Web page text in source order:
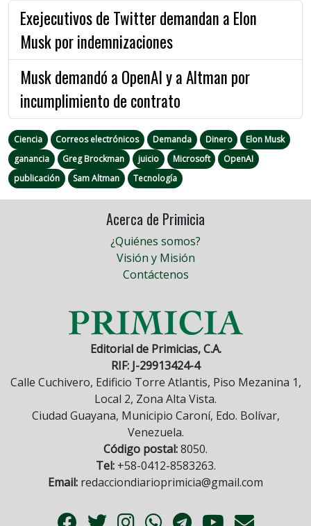
Exejecutivos de Twitter demandan a Elon
Musk por indemnizaciones
Musk demandó a OpenAI y a Altman por
incumplimiento de contrato
Ciencia Correos electrónicos Demanda Dinero
Elon Musk
ganancia
Greg Brockman juicio Microsoft
OpenAI
publicación
Sam Altman Tecnología
Acerca de Primicia
¿Quiénes somos?
Visión y Misión
Contáctenos
Editorial de Primicias, C.A.
RIF: J-29913424-4
Calle Cuchivero, Edificio Torre Atlantis, Piso Mezanina 1,
Local 2, Zona Alta Vista.
Ciudad Guayana, Municipio Caroní, Edo. Bolívar,
Venezuela.
Código postal:8050.
Tel:+58-0412-8583263.
Email: redacciondiarioprimicia@gmail.com